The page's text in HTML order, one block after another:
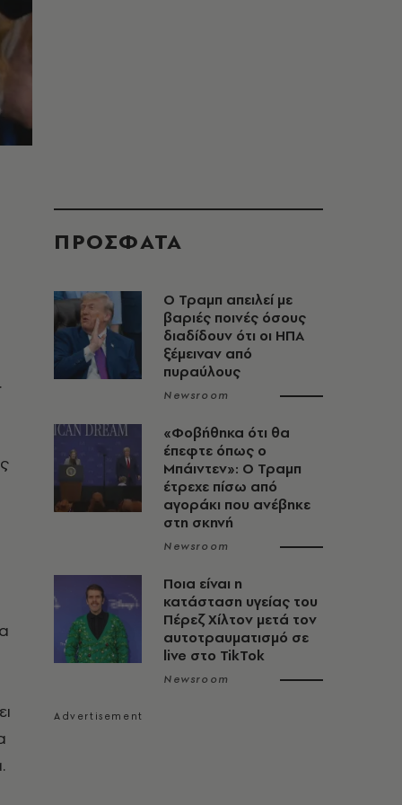
ΠΡΟΣΦΑΤΑ
O Τραμπ απειλεί με
βαριές ποινές όσους
διαδίδουν ότι οι ΗΠΑ
ξέμειναν από
πυραύλους
Newsroom
«Φοβήθηκα ότι θα
έπεφτε όπως ο
Μπάιντεν»: Ο Τραμπ
έτρεχε πίσω από
αγοράκι που ανέβηκε
στη σκηνή
Newsroom
Ποια είναι η
κατάσταση υγείας του
Πέρεζ Χίλτον μετά τον
αυτοτραυματισμό σε
live στο TikTok
Newsroom